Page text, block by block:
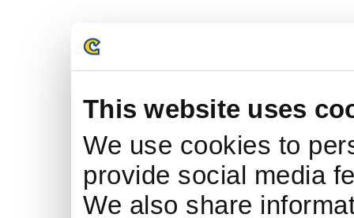
This website uses
We use cookies to
provide social media
We also share